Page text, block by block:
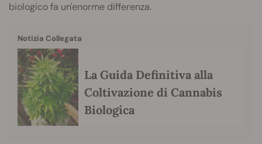
biologico fa un'enorme differenza.
Notizia Collegata
La Guida Definitiva alla
Coltivazione di Cannabis
Biologica